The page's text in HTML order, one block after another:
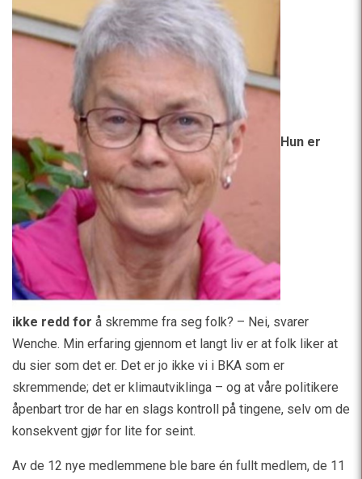
Hun er
ikke redd for å skremme fra seg folk? – Nei, svarer
Wenche. Min erfaring gjennom et langt liv er at folk liker at
du sier som det er. Det er jo ikke vi i BKA som er
skremmende; det er klimautviklinga – og at våre politikere
åpenbart tror de har en slags kontroll på tingene, selv om de
konsekvent gjør for lite for seint.
Av de 12 nye medlemmene ble bare én fullt medlem, de 11